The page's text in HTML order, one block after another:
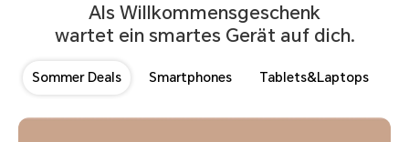
Als Willkommensgeschenk
wartet ein smartes Gerät auf dich.
Sommer Deals Smartphones Tablets&Laptops